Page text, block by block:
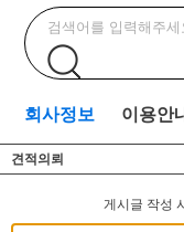
회사정보 이용안
견적의뢰
게시글 작성